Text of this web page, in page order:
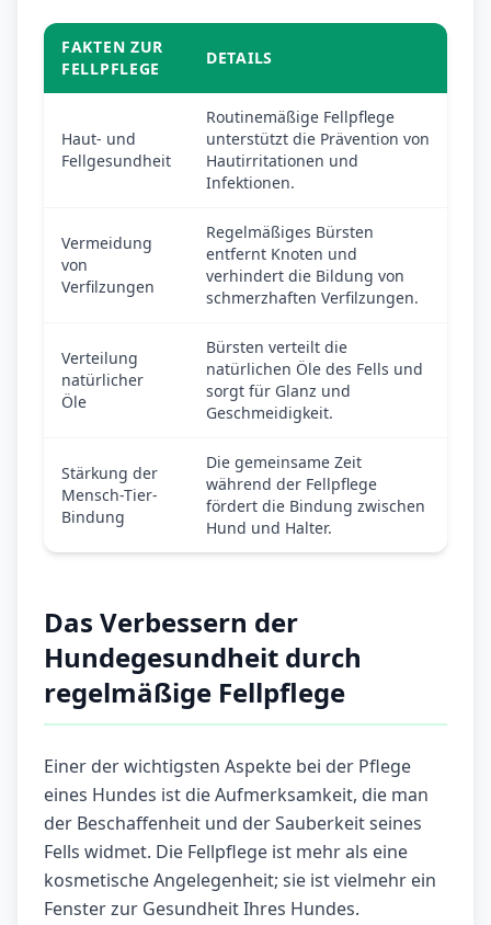
FAKTEN ZUR
FELLPFLEGE
DETAILS
Haut- und
Fellgesundheit
Routinemäßige Fellpflege
unterstützt die Prävention von
Hautirritationen und
Infektionen.
Vermeidung
von
Verfilzungen
Regelmäßiges Bürsten
entfernt Knoten und
verhindert die Bildung von
schmerzhaften Verfilzungen.
Verteilung
natürlicher
Öle
Bürsten verteilt die
natürlichen Öle des Fells und
sorgt für Glanz und
Geschmeidigkeit.
Stärkung der
Mensch-Tier-
Bindung
Die gemeinsame Zeit
während der Fellpflege
fördert die Bindung zwischen
Hund und Halter.
Das Verbessern der
Hundegesundheit durch
regelmäßige Fellpflege
Einer der wichtigsten Aspekte bei der Pflege
eines Hundes ist die Aufmerksamkeit, die man
der Beschaffenheit und der Sauberkeit seines
Fells widmet. Die Fellpflege ist mehr als eine
kosmetische Angelegenheit; sie ist vielmehr ein
Fenster zur Gesundheit Ihres Hundes.